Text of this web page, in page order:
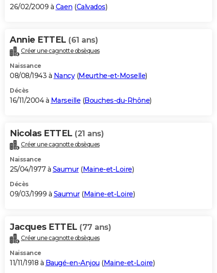
26/02/2009 à Caen (Calvados)
Annie ETTEL (61 ans)
Créer une cagnotte obsèques
Naissance
08/08/1943 à Nancy(Meurthe-et-Moselle)
Décès
16/11/2004 à Marseille (Bouches-du-Rhône)
Nicolas ETTEL (21 ans)
Créer une cagnotte obsèques
Naissance
25/04/1977 à Saumur(Maine-et-Loire)
Décès
09/03/1999 à Saumur(Maine-et-Loire)
Jacques ETTEL (77 ans)
Créer une cagnotte obsèques
Naissance
11/11/1918 à Baugé-en-Anjou (Maine-et-Loire)